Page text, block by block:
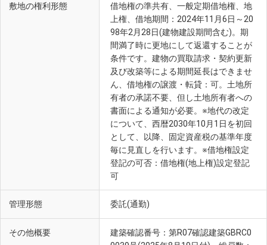
敷地の権利形態
借地権の準共有、一般定期借地権、地
上権、借地期間：2024年11月6日～20
98年2月28日(建物建設期間含む)。期
間満了時に更地にして返還することが
条件です。建物の買取請求・契約更新
及び改築等による期間延長はできませ
ん、借地権の譲渡・転貸：可。土地所
有者の承諾不要、但し土地所有者への
書面による通知が必要。※地代の改定
について、西暦2030年10月1日を初回
として、以降、固定資産税の基準年度
毎に見直しを行います。※借地権設定
登記の可否：借地権(地上権)設定登記
可
管理形態 委託(通勤)
その他概要
建築確認番号：第R07確認建築GBRC0